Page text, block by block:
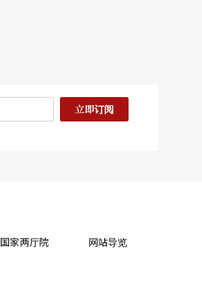
立即订阅
国家两厅院 网站导览